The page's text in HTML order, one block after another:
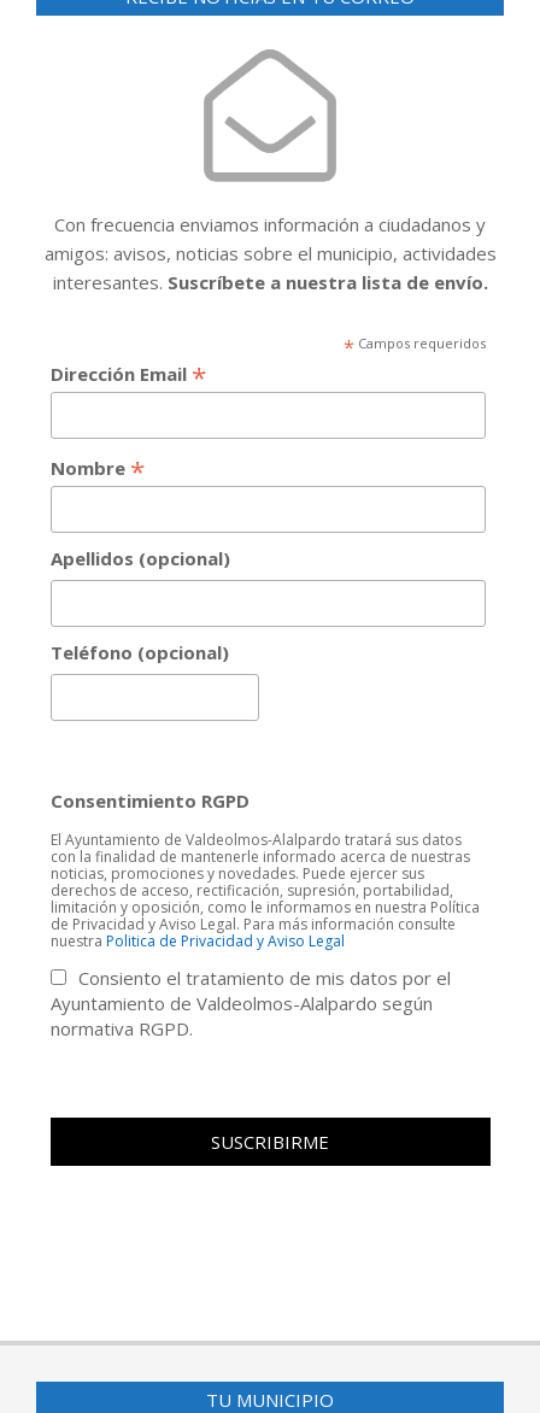
Con frecuencia enviamos información a ciudadanos y
amigos: avisos, noticias sobre el municipio, actividades
interesantes. Suscríbete a nuestra lista de envío.
*Campos requeridos
Dirección Email *
Nombre *
Apellidos (opcional)
Teléfono (opcional)
Consentimiento RGPD
El Ayuntamiento de Valdeolmos-Alalpardo tratará sus datos
con la finalidad de mantenerle informado acerca de nuestras
noticias, promociones y novedades. Puede ejercer sus
derechos de acceso, rectificación, supresión, portabilidad,
limitación y oposición, como le informamos en nuestra Política
de Privacidad y Aviso Legal. Para más información consulte
nuestra Politica de Privacidad y Aviso Legal
Consiento el tratamiento de mis datos por el
Ayuntamiento de Valdeolmos-Alalpardo según
normativa RGPD.
TU MUNICIPIO